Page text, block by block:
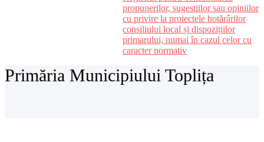
propunerilor, sugestiilor sau opiniilor
cu privire la proiectele hotărârilor
consiliului local și dispozițiilor
primarului, numai în cazul celor cu
caracter normativ
Primăria Municipiului Toplița